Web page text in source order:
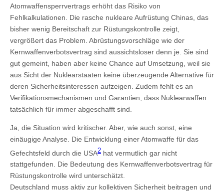
Atomwaffensperrvertrags erhöht das Risiko von
Fehlkalkulationen. Die rasche nukleare Aufrüstung Chinas, das
bisher wenig Bereitschaft zur Rüstungskontrolle zeigt,
vergrößert das Problem. Abrüstungsvorschläge wie der
Kernwaffenverbotsvertrag sind aussichtsloser denn je. Sie sind
gut gemeint, haben aber keine Chance auf Umsetzung, weil sie
aus Sicht der Nuklearstaaten keine überzeugende Alternative für
deren Sicherheitsinteressen aufzeigen. Zudem fehlt es an
Verifikationsmechanismen und Garantien, dass Nuklearwaffen
tatsächlich für immer abgeschafft sind.
Ja, die Situation wird kritischer. Aber, wie auch sonst, eine
einäugige Analyse. Die Entwicklung einer Atomwaffe für das
Gefechtsfeld durch die USA2 hat vermutlich gar nicht
stattgefunden. Die Bedeutung des Kernwaffenverbotsvertrag für
Rüstungskontrolle wird unterschätzt.
Deutschland muss aktiv zur kollektiven Sicherheit beitragen und